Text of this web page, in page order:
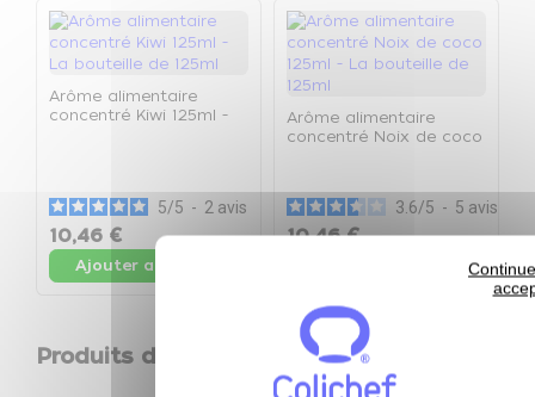
Arôme alimentaire
concentré Kiwi 125ml -
5/5 - 2 avis
10,46 €
Ajouter au panier
Arôme alimentaire
concentré Noix de coco
3.6/5 - 5 avis
10,46 €
Produits de la même catégorie